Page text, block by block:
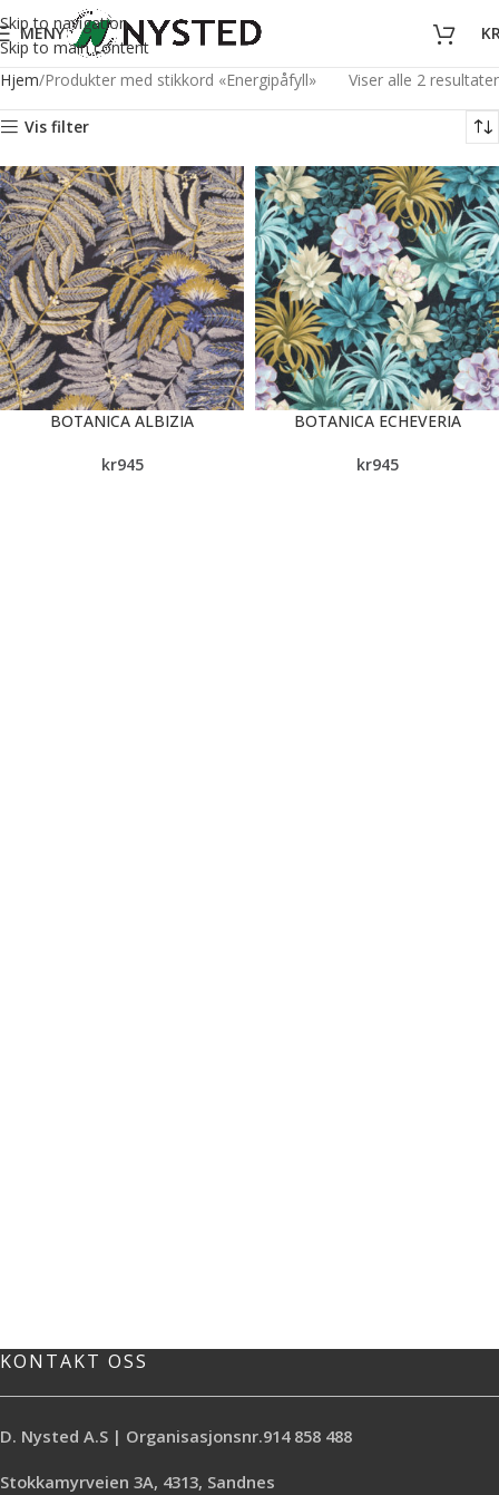
Skip to navigation
Skip to main content
MENY
Hjem Produkter med stikkord «Energipåfyll» Viser alle 2 resultater
Vis filter
BOTANICA ALBIZIA
kr945
BOTANICA ECHEVERIA
kr945
KONTAKT OSS
D. Nysted A.S | Organisasjonsnr.914 858 488
Stokkamyrveien 3A, 4313, Sandnes